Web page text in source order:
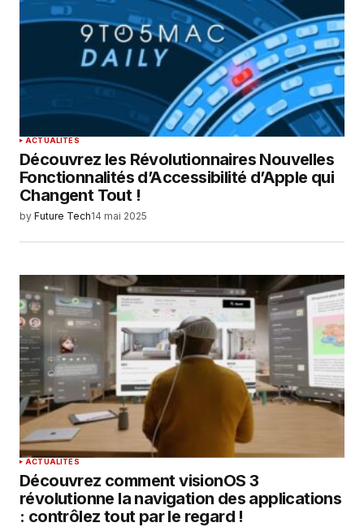
ACTUALITÉS
Découvrez les Révolutionnaires Nouvelles
Fonctionnalités d’Accessibilité d’Apple qui
Changent Tout !
by Future Tech14 mai 2025
ACTUALITÉS
Découvrez comment visionOS 3
révolutionne la navigation des applications
: contrôlez tout par le regard !